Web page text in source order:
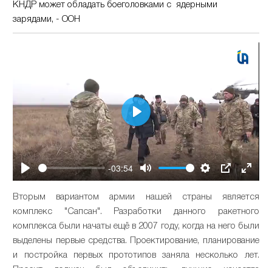
КНДР может обладать боеголовками с ядерными
зарядами, - ООН
Play
-03:54
Mute Settings
PIP Enter
Play
Вторым вариантом армии нашей страны является
комплекс "Сапсан". Разработки данного ракетного
комплекса были начаты ещё в 2007 году, когда на него были
выделены первые средства. Проектирование, планирование
и постройка первых прототипов заняла несколько лет.